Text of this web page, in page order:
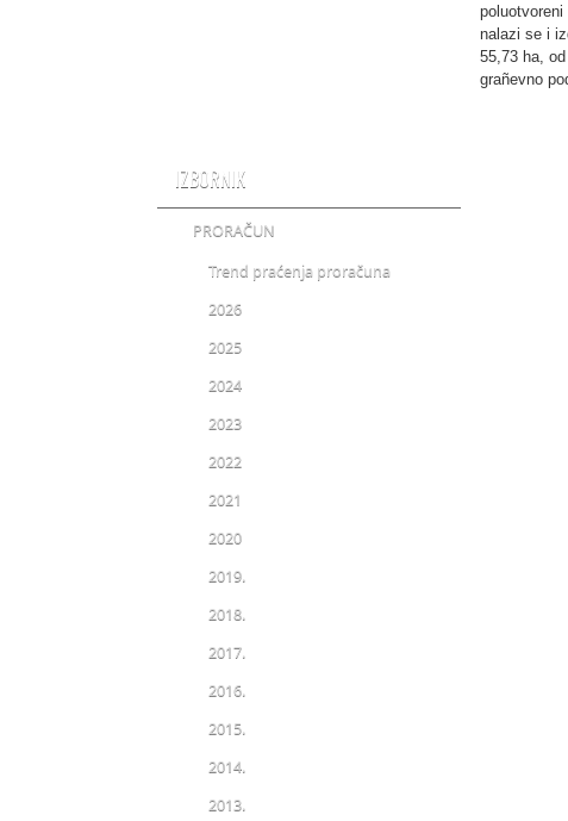
nalazi se i
55,73 ha,
grañevno
IZBORNIK
PRORAČUN
Trend praćenja proračuna
2026
2025
2024
2023
2022
2021
2020
2019.
2018.
2017.
2016.
2015.
2014.
2013.